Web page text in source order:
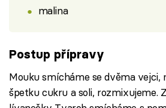
malina
Postup přípravy
Mouku smícháme se dvěma vejci,
špetku cukru a soli, rozmixujeme.